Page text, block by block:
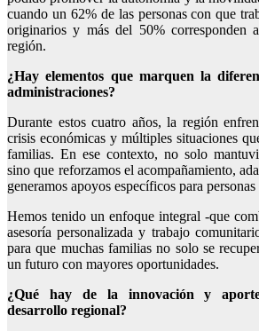
cuando un 62% de las personas con que
originarios y más del 50% corresponden
región.
¿Hay elementos que marquen la
administraciones?
Durante estos cuatro años, la región
crisis económicas y múltiples situaciones
familias. En ese contexto, no solo
sino que reforzamos el acompañamiento,
generamos apoyos específicos para
Hemos tenido un enfoque integral -que
asesoría personalizada y trabajo
para que muchas familias no solo se
un futuro con mayores oportunidades.
¿Qué hay de la innovación y
desarrollo regional?